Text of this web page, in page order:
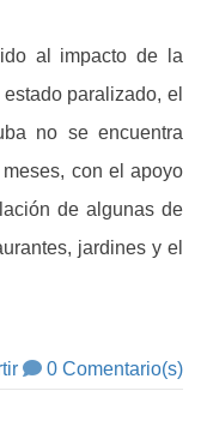
al impacto de la
paralizado, el
no se encuentra
con el apoyo
de algunas de
jardines y el
0 Comentario(s)